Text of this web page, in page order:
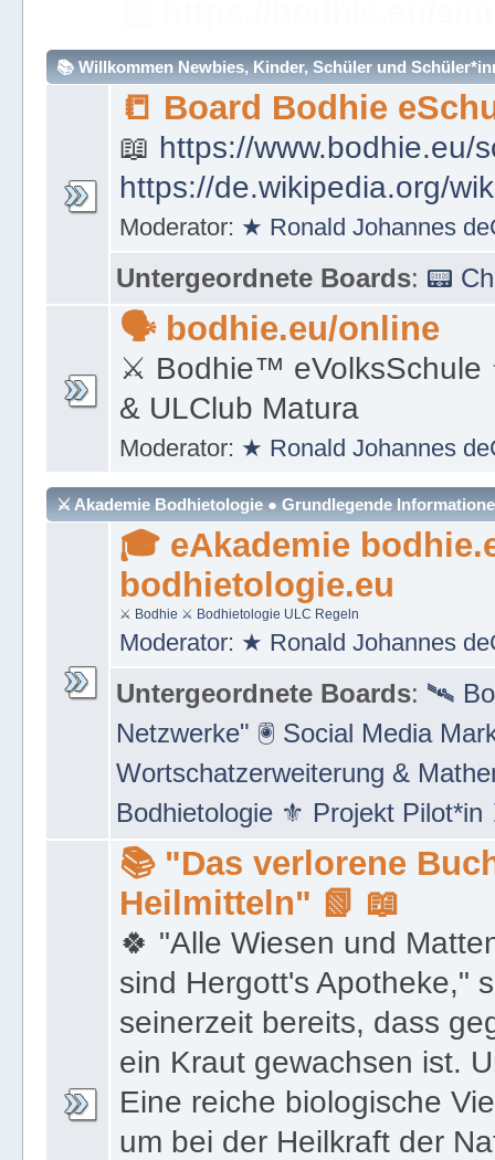
📚 Willkommen Newbies, Kinder, Schüler und
📒 Board Bodhie
📖 https://www.bodhie.eu/
https://de.wikipedia.org/
Moderator: ★ Ronald Johannes
Untergeordnete Boards: 📟
🗣 bodhie.eu/online
⚔ Bodhie™
& ULClub Matura
Moderator: ★ Ronald Johannes
⚔ Akademie Bodhietologie ● Grundlegende
🎓 eAkademie
bodhietologie.eu
⚔ Bodhie ⚔ Bodhietologie ULC Regeln
Moderator: ★ Ronald Johannes
Untergeordnete Boards: 🛰
Netzwerke" 🖲 Social Media
Wortschatzerweiterung &
Bodhietologie ⚜ Projekt
📚 "Das verlorene
Heilmitteln" 📗 📖
🍀 "Alle Wiesen und
sind Hergott's Apotheke,"
seinerzeit bereits, dass
ein Kraut gewachsen ist.
Eine reiche biologische
um bei der Heilkraft der